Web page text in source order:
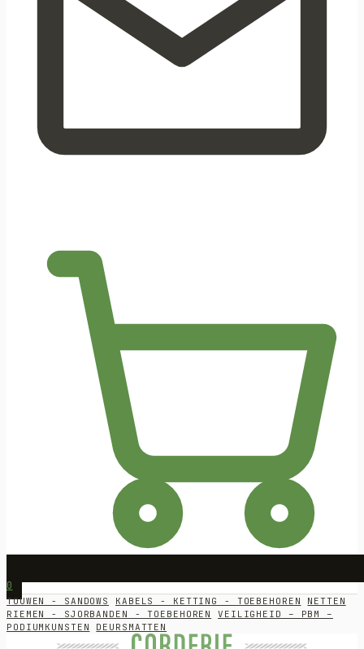
0
TOUWEN - SANDOWS KABELS - KETTING - TOEBEHOREN
NETTEN
RIEMEN - SJORBANDEN - TOEBEHOREN
VEILIGHEID – PBM –
PODIUMKUNSTEN
DEURSMATTEN